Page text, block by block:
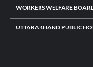
WORKERS WELFARE
UTTARAKHAND PUBLIC